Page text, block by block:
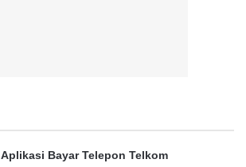
Aplikasi Bayar Telepon Telkom